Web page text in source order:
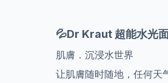
💦Dr Kraut 超能水光
肌膚．沉浸水世界
让肌膚随时随地，任何天